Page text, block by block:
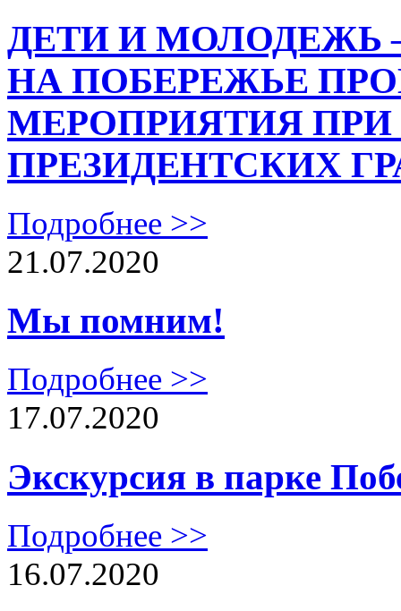
ДЕТИ И МОЛОДЕЖЬ
НА ПОБЕРЕЖЬЕ
МЕРОПРИЯТИЯ
ПРЕЗИДЕНТСКИХ
Подробнее >>
21.07.2020
Мы помним!
Подробнее >>
17.07.2020
Экскурсия в парке
Подробнее >>
16.07.2020